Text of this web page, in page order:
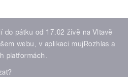
do pátku od 17.02 živě na Vltavě
webu, v aplikaci mujRozhlas a
platformách.